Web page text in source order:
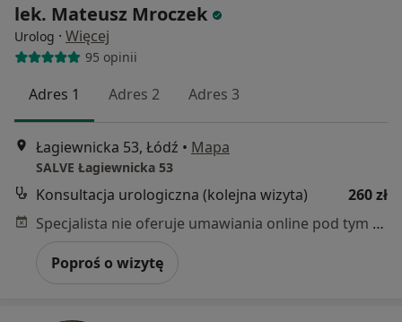
lek. Mateusz Mroczek
Urolog · Więcej
95 opinii
Adres 1 Adres 2 Adres 3
Łagiewnicka 53, Łódź • Mapa
SALVE Łagiewnicka 53
Konsultacja urologiczna (kolejna wizyta)
260 zł
Specjalista nie oferuje umawiania online pod tym adresem.
Poproś o wizytę